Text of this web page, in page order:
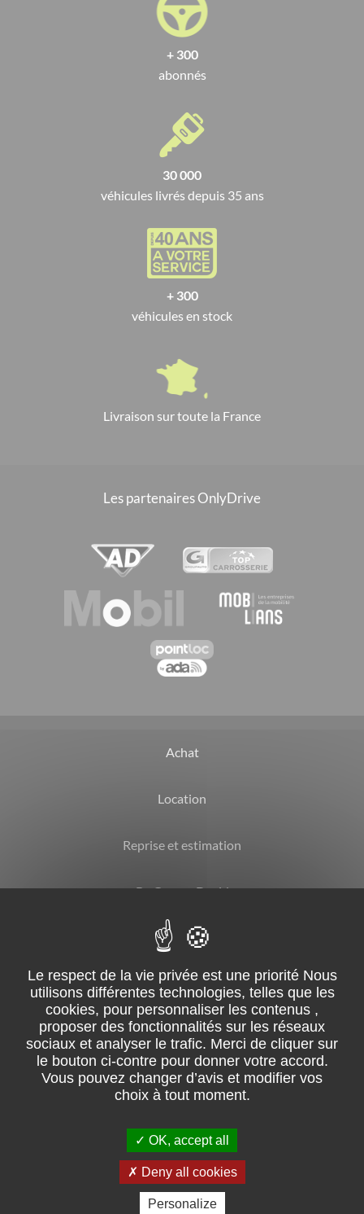
+ 300
abonnés
30 000
véhicules livrés depuis 35 ans
+ 300
véhicules en stock
Livraison sur toute la France
Les partenaires OnlyDrive
Achat
Location
Reprise et estimation
By Garage David
CGV
Mentions légales
Suivez-nous sur facebook
02 51 31 08 68 – ZI du Grand Moulin, ZI de la lérandière – 85250
Saint-Fulgent
Pour les trajets courts, privilégiez la marche ou le vélo
#SeDéplacerMoinsPolluer.Retrouvez les consommations
OK, accept all
Deny all cookies
Personalize